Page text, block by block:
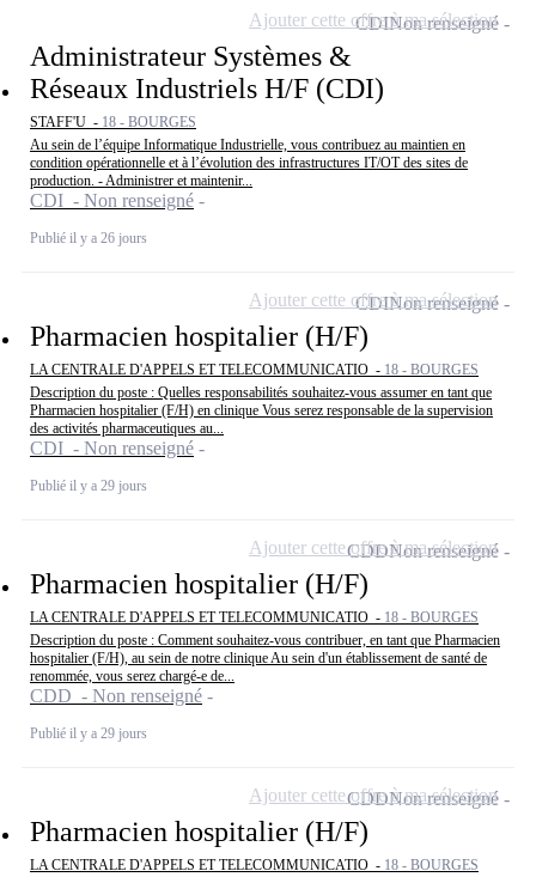
Administrateur Systèmes &
Réseaux Industriels H/F (CDI)
STAFF'U - 18 - BOURGES
Au sein de l’équipe Informatique Industrielle, vous contribuez au maintien en
condition opérationnelle et à l’évolution des infrastructures IT/OT des sites de
production. - Administrer et maintenir...
CDI - Non renseigné
Publié il y a 26 jours
CDINon renseigné
Ajouter cette offre à ma sélection
Pharmacien hospitalier (H/F)
LA CENTRALE D'APPELS ET TELECOMMUNICATIO - 18 - BOURGES
Description du poste : Quelles responsabilités souhaitez-vous assumer en tant que
Pharmacien hospitalier (F/H) en clinique Vous serez responsable de la supervision
des activités pharmaceutiques au...
CDI - Non renseigné
Publié il y a 29 jours
CDINon renseigné
Ajouter cette offre à ma sélection
Pharmacien hospitalier (H/F)
LA CENTRALE D'APPELS ET TELECOMMUNICATIO - 18 - BOURGES
Description du poste : Comment souhaitez-vous contribuer, en tant que Pharmacien
hospitalier (F/H), au sein de notre clinique Au sein d'un établissement de santé de
renommée, vous serez chargé-e de...
CDD - Non renseigné
Publié il y a 29 jours
CDDNon renseigné
Ajouter cette offre à ma sélection
Pharmacien hospitalier (H/F)
LA CENTRALE D'APPELS ET TELECOMMUNICATIO - 18 - BOURGES
CDDNon renseigné
Ajouter cette offre à ma sélection